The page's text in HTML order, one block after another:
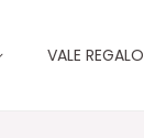
VALE REGALO